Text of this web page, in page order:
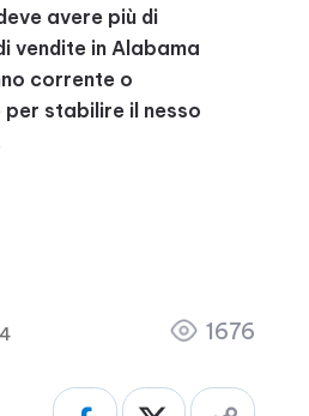
avere più di
vendite in Alabama
corrente o
stabilire il nesso
1676